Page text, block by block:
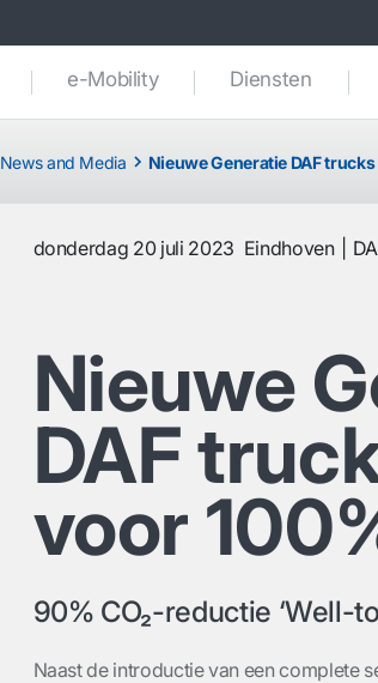
e-Mobility Diensten
News and Media Nieuwe Generatie DAF
donderdag 20 juli 2023 Eindhoven
Nieuwe
DAF
voor
90% CO₂-reductie ‘Well-
Naast de introductie van een complete